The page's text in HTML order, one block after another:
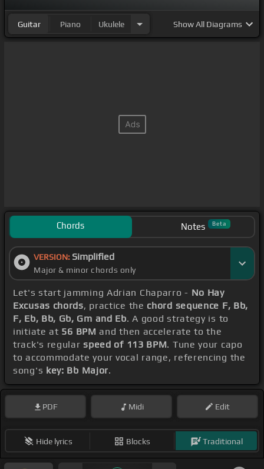
Guitar Piano Ukulele ShowAll Diagrams
Chords Notes Beta
VERSION: Simplified
Major & minor chords only
Let's start jamming Adrian Chaparro - No Hay
Excusas chords, practice the chord sequence F, Bb,
F, Eb, Bb, Gb, Gm and Eb. A good strategy is to
initiate at 56 BPM and then accelerate to the
track's regularspeed of 113 BPM. Tune your capo
to accommodate your vocal range, referencing the
song's key: Bb Major.
PDF Midi Edit
Hide lyrics Blocks Traditional